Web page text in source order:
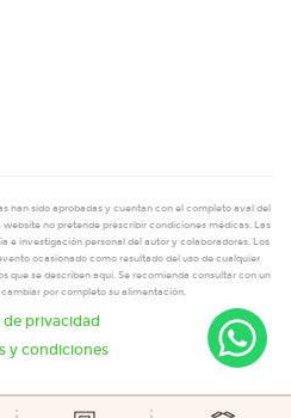
han sido aprobadas y cuentan con el completo aval del
website no pretende prescribir condiciones médicas. Las
e investigación personal del autor y colaboradores. Los
ocasionado como resultado del uso de cualquier
que se describen aquí. Se recomienda consultar con un
por completo su alimentación.
de privacidad
y condiciones